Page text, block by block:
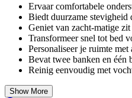
Ervaar comfortabele
Biedt duurzame stevigheid
Geniet van zacht-matige
Transformeer snel tot bed
Personaliseer je ruimte met
Bevat twee banken en één
Reinig eenvoudig met
Show More